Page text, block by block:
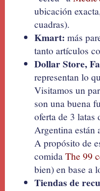
ubicación
cuadras).
Kmart: más
tanto artículos
Dollar Store,
representan lo
Visitamos un
son una buena
oferta de 3 latas
Argentina están
A propósito de
comidaThe 99
bien) en base a
Tiendas de